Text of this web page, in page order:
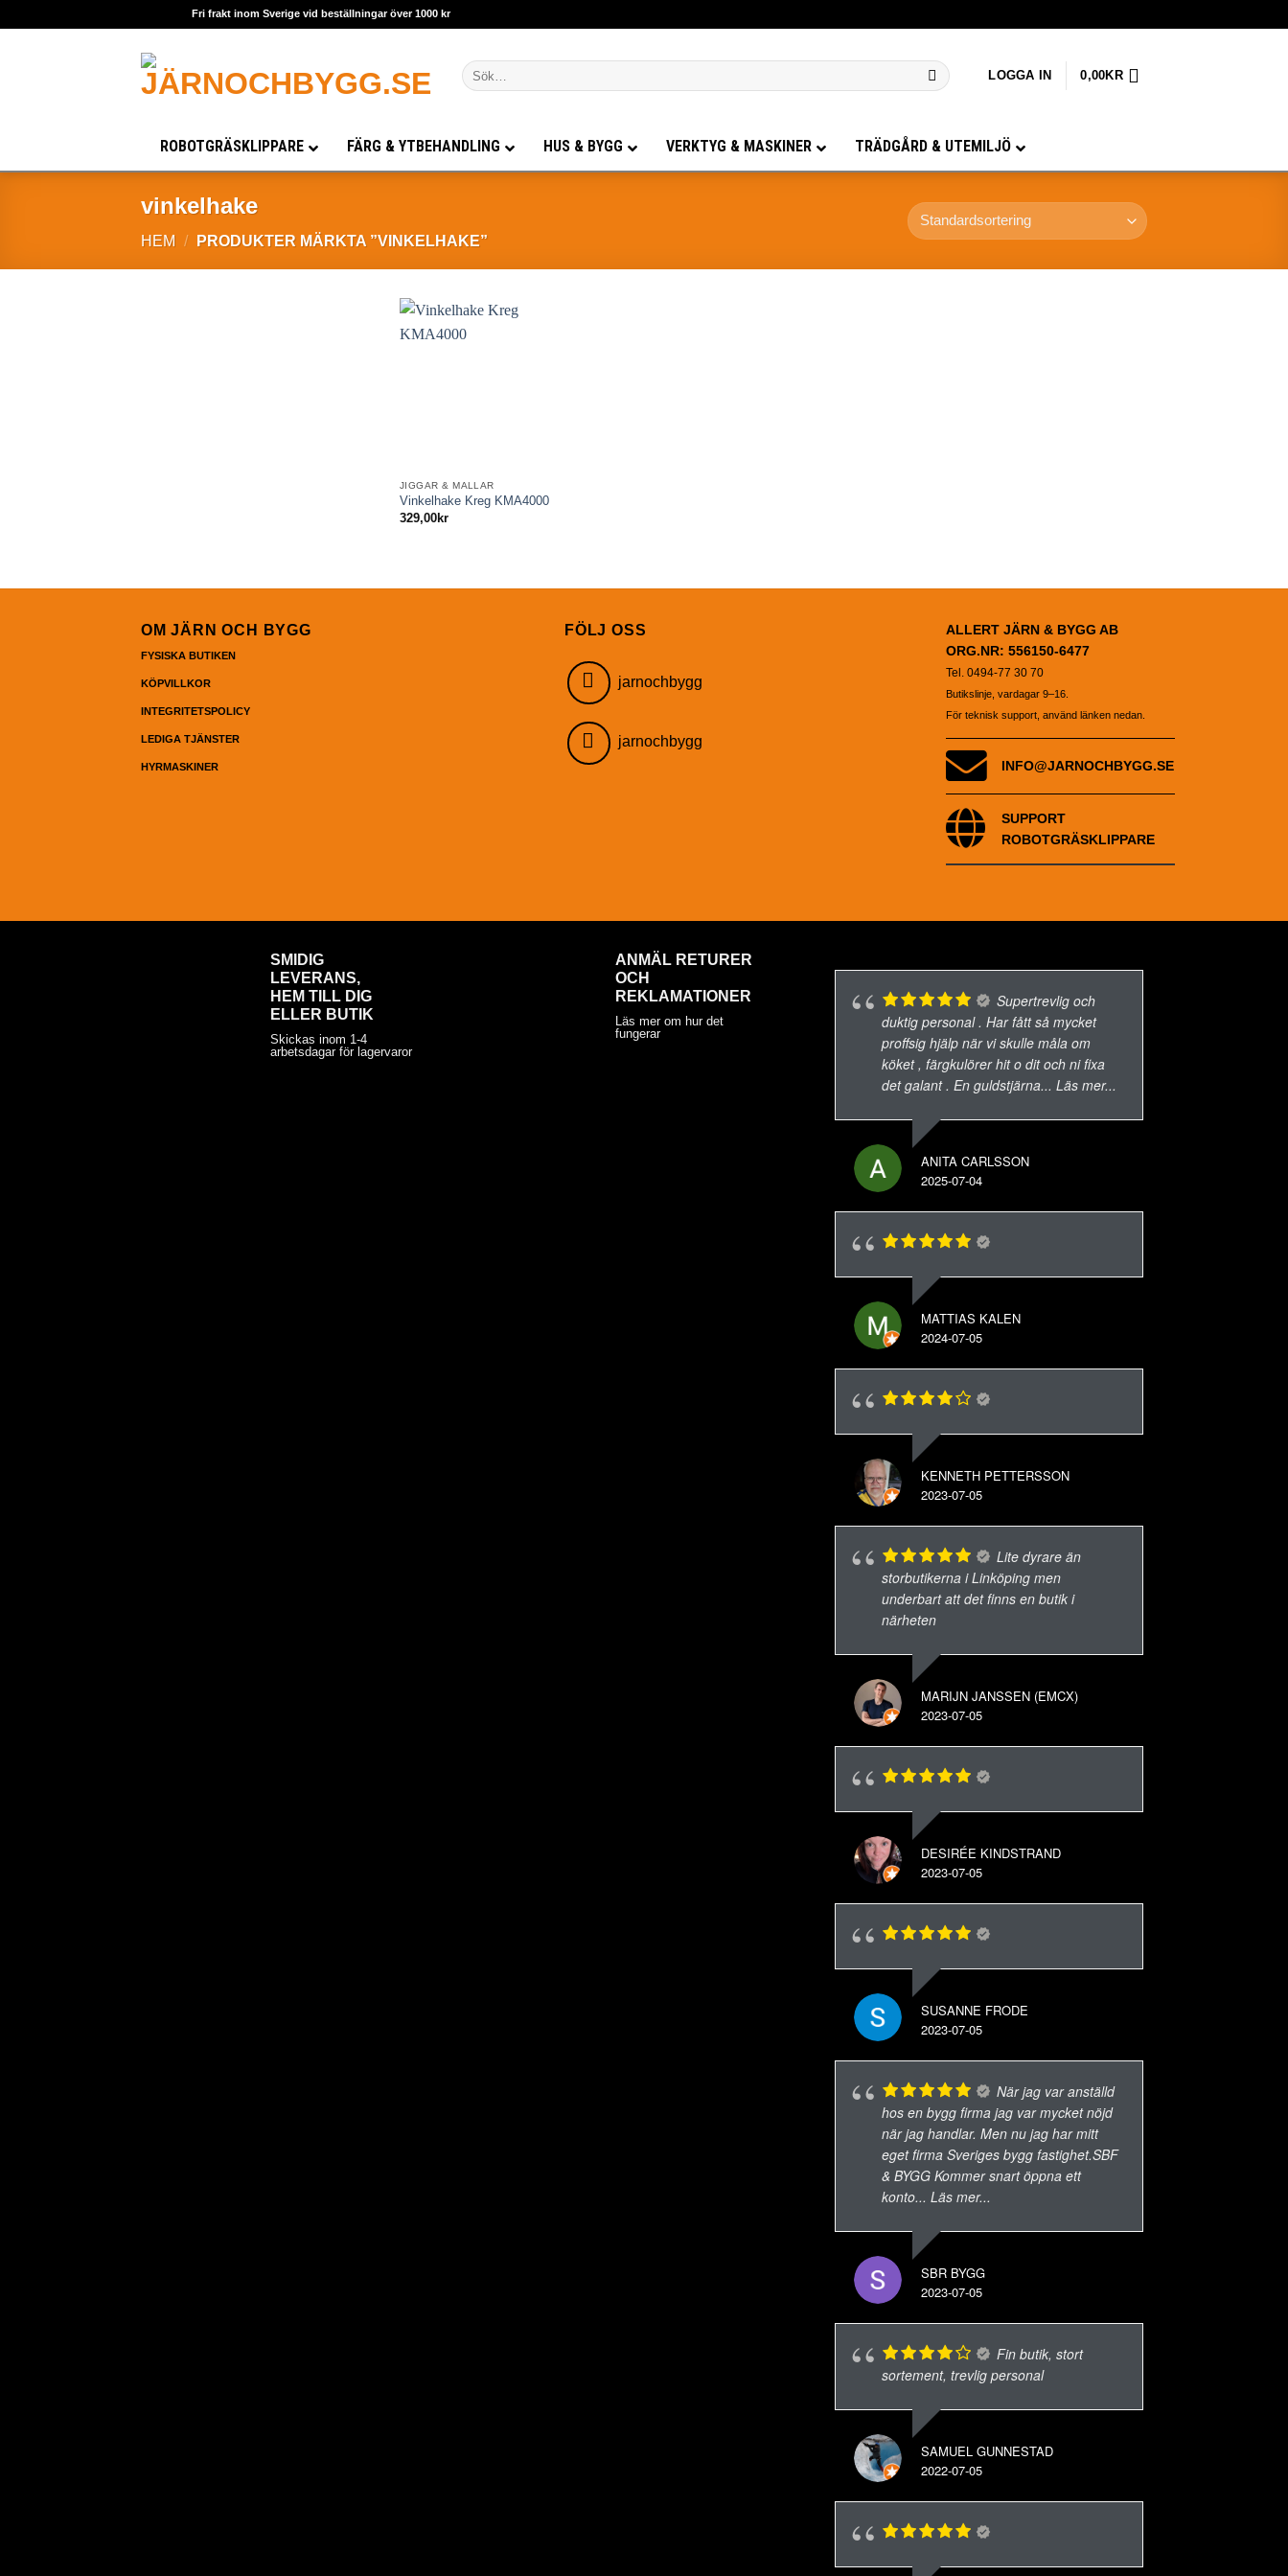
Fri frakt inom Sverige vid beställningar över 1000 kr
Sök
efter:
LOGGA IN 0,00KR
ROBOTGRÄSKLIPPARE FÄRG & YTBEHANDLING HUS & BYGG VERKTYG & MASKINER TRÄDGÅRD & UTEMILJÖ
vinkelhake
HEM / PRODUKTER MÄRKTA ”VINKELHAKE”
JIGGAR & MALLAR
Vinkelhake Kreg KMA4000
329,00kr
OM JÄRN OCH BYGG
FYSISKA BUTIKEN
KÖPVILLKOR
INTEGRITETSPOLICY
LEDIGA TJÄNSTER
HYRMASKINER
FÖLJ OSS
jarnochbygg
jarnochbygg
ALLERT JÄRN & BYGG AB
ORG.NR: 556150-6477
Tel. 0494-77 30 70
Butikslinje, vardagar 9–16.
För teknisk support, använd länken nedan.
INFO@JARNOCHBYGG.SE
SUPPORT
ROBOTGRÄSKLIPPARE
SMIDIG
LEVERANS,
HEM TILL DIG
ELLER BUTIK
Skickas inom 1-4
arbetsdagar för lagervaror
ANMÄL RETURER
OCH
REKLAMATIONER
Läs mer om hur det
fungerar
Supertrevlig och
duktig personal . Har fått så mycket
proffsig hjälp när vi skulle måla om
köket , färgkulörer hit o dit och ni fixa
det galant . En guldstjärna... Läs mer...
ANITA CARLSSON
2025-07-04
MATTIAS KALEN
2024-07-05
KENNETH PETTERSSON
2023-07-05
Lite dyrare än
storbutikerna i Linköping men
underbart att det finns en butik i
närheten
MARIJN JANSSEN (EMCX)
2023-07-05
DESIRÉE KINDSTRAND
2023-07-05
SUSANNE FRODE
2023-07-05
När jag var anställd
hos en bygg firma jag var mycket nöjd
när jag handlar. Men nu jag har mitt
eget firma Sveriges bygg fastighet.SBF
& BYGG Kommer snart öppna ett
konto... Läs mer...
SBR BYGG
2023-07-05
Fin butik, stort
sortement, trevlig personal
SAMUEL GUNNESTAD
2022-07-05